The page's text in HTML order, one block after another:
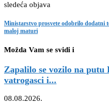
sledeća objava
Ministarstvo prosvete odobrilo dodatni
maloj maturi
Možda Vam se svidi i
Zapalilo se vozilo na
vatrogasci i...
08.08.2026.